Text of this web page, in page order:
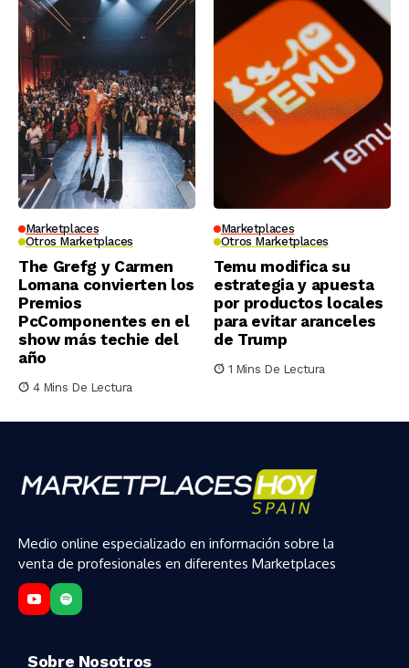
Marketplaces
Otros Marketplaces
The Grefg y Carmen
Lomana convierten los
Premios
PcComponentes en el
show más techie del
año
4 Mins De Lectura
Marketplaces
Otros Marketplaces
Temu modifica su
estrategia y apuesta
por productos locales
para evitar aranceles
de Trump
1 Mins De Lectura
Medio online especializado en información sobre la
venta de profesionales en diferentes Marketplaces
Sobre Nosotros